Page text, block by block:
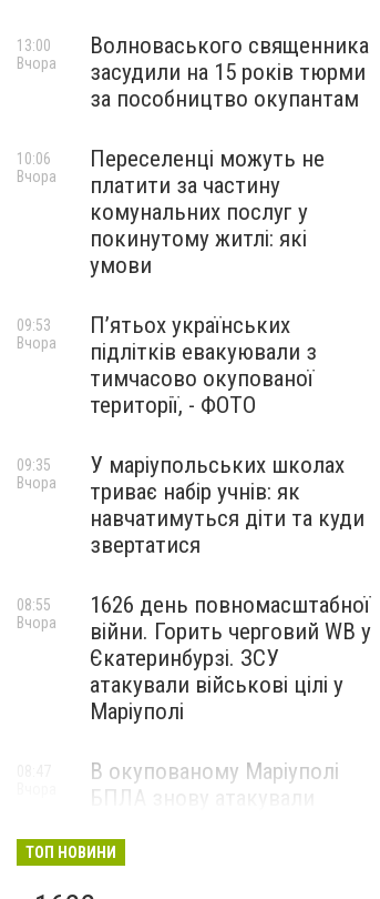
Волноваського священника
засудили на 15 років тюрми
за пособництво окупантам
13:00
Вчора
Переселенці можуть не
платити за частину
комунальних послуг у
покинутому житлі: які
умови
10:06
Вчора
П’ятьох українських
підлітків евакуювали з
тимчасово окупованої
території, - ФОТО
09:53
Вчора
У маріупольських школах
триває набір учнів: як
навчатимуться діти та куди
звертатися
09:35
Вчора
1626 день повномасштабної
війни. Горить черговий WB у
Єкатеринбурзі. ЗСУ
атакували військові цілі у
Маріуполі
08:55
Вчора
В окупованому Маріуполі
БПЛА знову атакували
— ВІДЕО
ТОП НОВИНИ